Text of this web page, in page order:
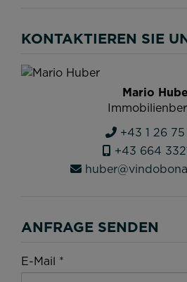
KONTAKTIEREN SIE
Mario
+43 1 26
+43 664
ANFRAGE SENDEN
E-Mail